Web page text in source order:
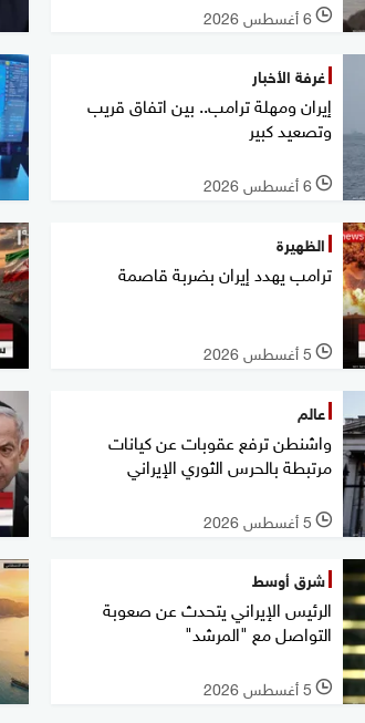
l 6 أغسطس 2026
غرفة الأخبار
إيران ومهلة ترامب.. بين اتفاق قريب
وتصعيد كبير
l 6 أغسطس 2026
الظهيرة
ترامب يهدد إيران بضربة قاصمة
l 5 أغسطس 2026
عالم
واشنطن ترفع عقوبات عن كيانات
مرتبطة بالحرس الثوري الإيراني
l 5 أغسطس 2026
شرق أوسط
الرئيس الإيراني يتحدث عن صعوبة
التواصل مع "المرشد"
l 5 أغسطس 2026